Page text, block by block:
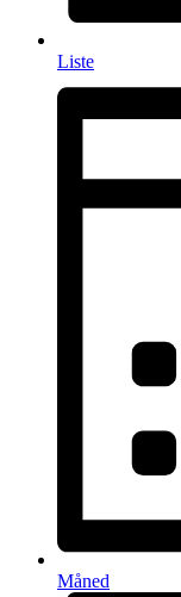
Liste
Måned